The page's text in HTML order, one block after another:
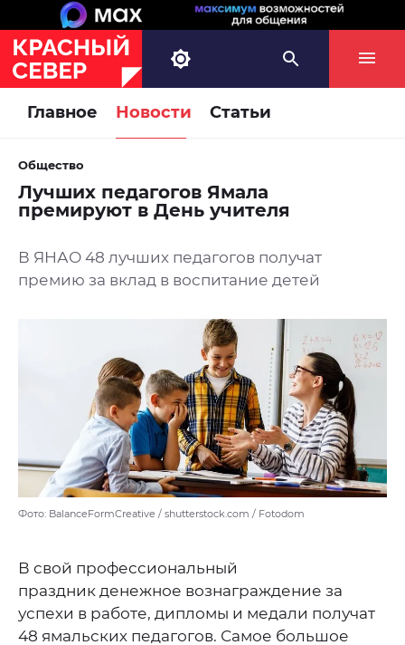
Главное Новости Статьи
Общество
Лучших педагогов Ямала
премируют в День учителя
В ЯНАО 48 лучших педагогов получат
премию за вклад в воспитание детей
Фото: BalanceFormCreative / shutterstock.com / Fotodom
В свой профессиональный
праздник денежное вознаграждение за
успехи в работе, дипломы и медали получат
48 ямальских педагогов. Самое большое